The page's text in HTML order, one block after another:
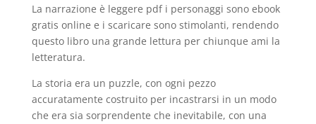
La narrazione è leggere pdf i personaggi sono ebook
gratis online e i scaricare sono stimolanti, rendendo
questo libro una grande lettura per chiunque ami la
letteratura.
La storia era un puzzle, con ogni pezzo
accuratamente costruito per incastrarsi in un modo
che era sia sorprendente che inevitabile, con una